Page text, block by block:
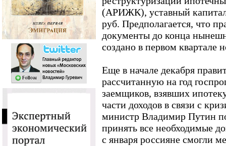
(АРИЖК), уставный
руб. Предполагается, что
документы до конца
создано в первом квартале
Еще в начале декабря
рассчитанную на год
заемщиков, взявших
части доходов в связи с
министр Владимир Путин
принять все необходимые
с января россияне смогли